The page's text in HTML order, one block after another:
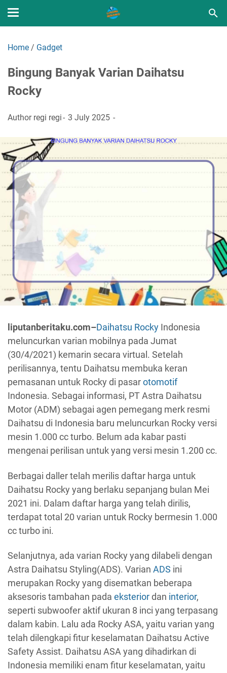
Home / Gadget
Bingung Banyak Varian Daihatsu
Rocky
Author regi regi 3 July 2025
liputanberitaku.com–Daihatsu Rocky Indonesia
meluncurkan varian mobilnya pada Jumat
(30/4/2021) kemarin secara virtual. Setelah
perilisannya, tentu Daihatsu membuka keran
pemasanan untuk Rocky di pasarotomotif
Indonesia. Sebagai informasi, PT Astra Daihatsu
Motor (ADM) sebagai agen pemegang merk resmi
Daihatsu di Indonesia baru meluncurkan Rocky versi
mesin 1.000 cc turbo. Belum ada kabar pasti
mengenai perilisan untuk yang versi mesin 1.200 cc.
Berbagai daller telah merilis daftar harga untuk
Daihatsu Rocky yang berlaku sepanjang bulan Mei
2021 ini. Dalam daftar harga yang telah dirilis,
terdapat total 20 varian untuk Rocky bermesin 1.000
cc turbo ini.
Selanjutnya, ada varian Rocky yang dilabeli dengan
Astra Daihatsu Styling(ADS). Varian ADS ini
merupakan Rocky yang disematkan beberapa
aksesoris tambahan pada eksteriordan interior,
seperti subwoofer aktif ukuran 8 inci yang terpasang
dalam kabin. Lalu ada Rocky ASA, yaitu varian yang
telah dilengkapi fitur keselamatan Daihatsu Active
Safety Assist. Daihatsu ASA yang dihadirkan di
Indonesia memiliki enam fitur keselamatan, yaitu